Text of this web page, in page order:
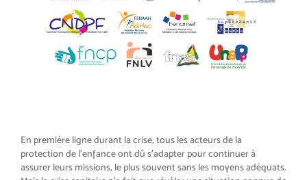
En première ligne durant la crise, tous les acteurs de la
protection de l’enfance ont dû s’adapter pour continuer à
assurer leurs missions, le plus souvent sans les moyens adéquats.